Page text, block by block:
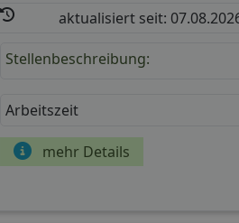
aktualisiert seit:
Stellenbeschreibung:
Arbeitszeit
mehr Details